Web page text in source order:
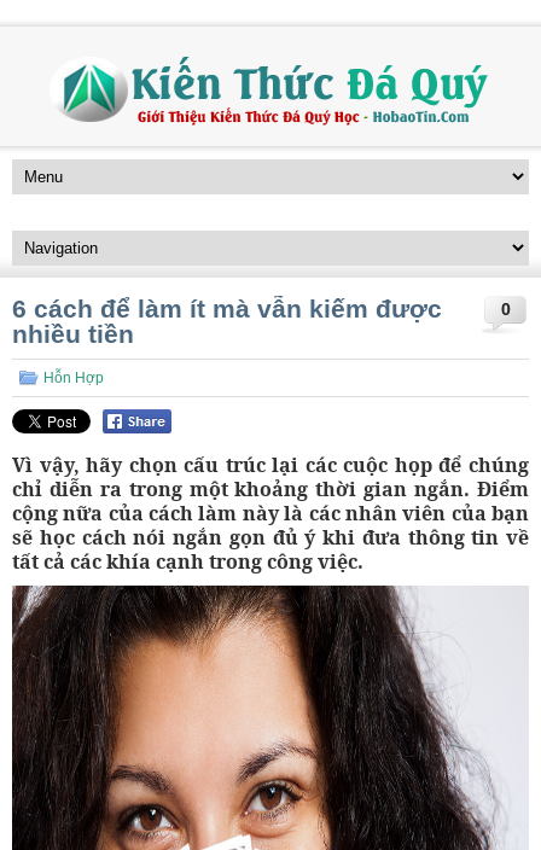
0
6 cách để làm ít mà vẫn kiếm được
nhiều tiền
Hỗn Hợp
Vì vậy, hãy chọn cấu trúc lại các cuộc họp để chúng
chỉ diễn ra trong một khoảng thời gian ngắn. Điểm
cộng nữa của cách làm này là các nhân viên của bạn
sẽ học cách nói ngắn gọn đủ ý khi đưa thông tin về
tất cả các khía cạnh trong công việc.